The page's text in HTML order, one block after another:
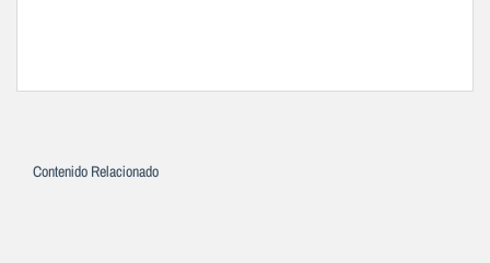
Contenido Relacionado